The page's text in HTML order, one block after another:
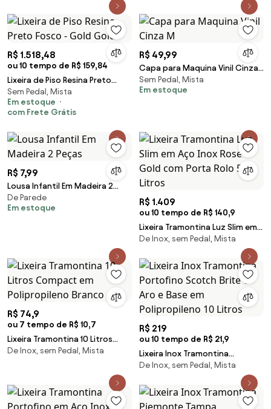
R$ 1.518,48
ou 10 tempo de R$ 159,84
Lixeira de Piso Resina Preto
Fosco - Gold Gold
Sem Pedal, Mista
Em estoque
com Frete Grátis
R$ 49,99
Capa para Maquina Vinil Cinza
M
Sem Pedal, Mista
Em estoque
R$ 7,99
Lousa Infantil Em Madeira 2
Peças
De Parede
Em estoque
R$ 1.409
ou 10 tempo de R$ 140,9
Lixeira Tramontina Luz Slim em
Aço Inox Rose Gold com Porta
De Inox, sem Pedal, Mista
R$ 74,9
ou 7 tempo de R$ 10,7
Lixeira Tramontina 10 Litros
Compact em Polipropileno
De Inox, sem Pedal, Mista
R$ 219
ou 10 tempo de R$ 21,9
Lixeira Inox Tramontina
Portofino Scotch Brite e Aro e
Base em Polipropileno 10 Litros
De Inox, sem Pedal, Mista